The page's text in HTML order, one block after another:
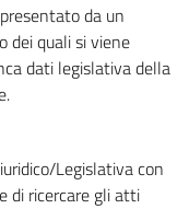
da un
dei quali si viene
dati legislativa della
Legislativa con
di ricercare gli atti